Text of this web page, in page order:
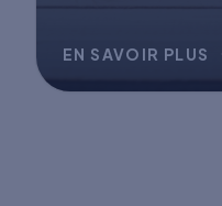
EN SAVOIR PLUS